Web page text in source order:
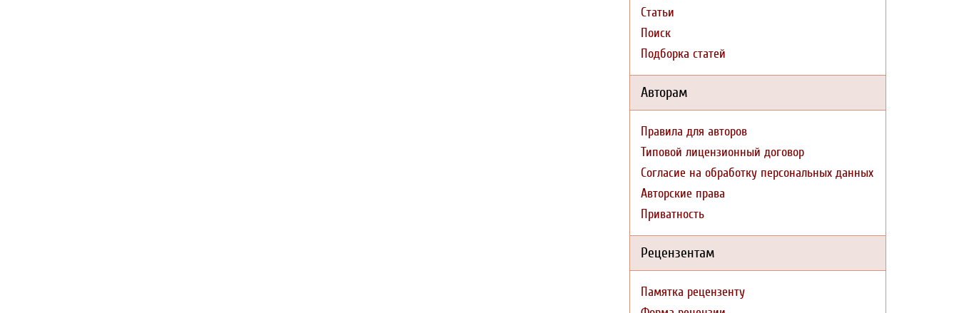
Статьи
Поиск
Подборка статей
Авторам
Правила для авторов
Типовой лицензионный договор
Согласие на обработку персональных данных
Авторские права
Приватность
Рецензентам
Памятка рецензенту